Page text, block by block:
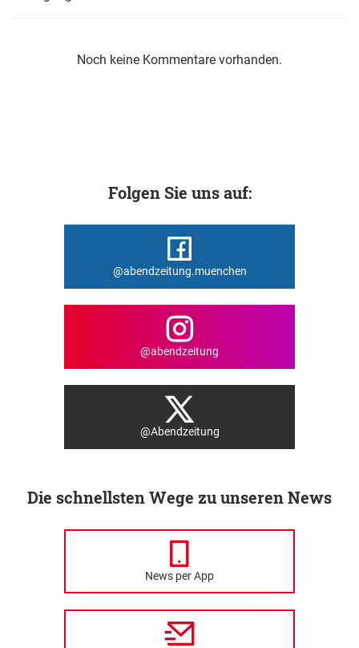
Noch keine Kommentare vorhanden.
Folgen Sie uns auf:
@abendzeitung.muenchen
@abendzeitung
@Abendzeitung
Die schnellsten Wege zu unseren News
News per App